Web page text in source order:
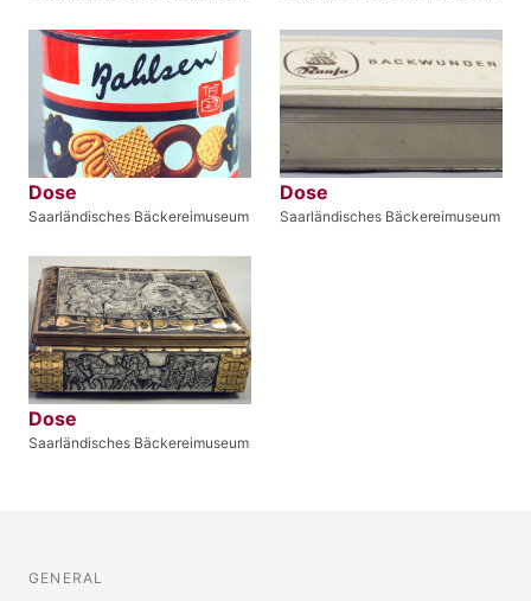
Dose
Saarländisches Bäckereimuseum
Dose
Saarländisches Bäckereimuseum
Dose
Saarländisches Bäckereimuseum
GENERAL